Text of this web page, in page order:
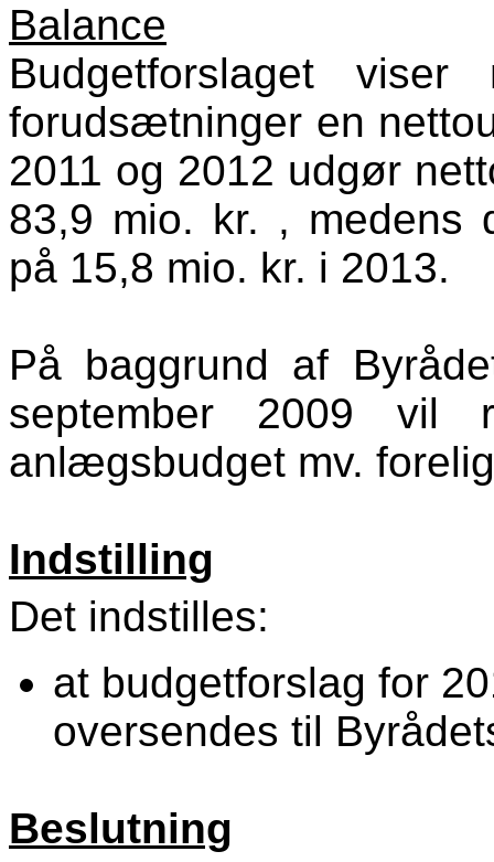
Balance
Budgetforslaget
forudsætninger en
2011 og 2012 udgør
83,9 mio. kr. , medens
på 15,8 mio. kr. i 2013.
På baggrund af
september 2009 vil
anlægsbudget mv.
Indstilling
Det indstilles:
at budgetforslag for
oversendes til
Beslutning